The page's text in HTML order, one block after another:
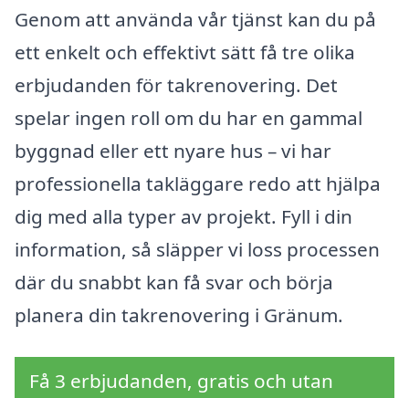
Genom att använda vår tjänst kan du på
ett enkelt och effektivt sätt få tre olika
erbjudanden för takrenovering. Det
spelar ingen roll om du har en gammal
byggnad eller ett nyare hus – vi har
professionella takläggare redo att hjälpa
dig med alla typer av projekt. Fyll i din
information, så släpper vi loss processen
där du snabbt kan få svar och börja
planera din takrenovering i Gränum.
Få 3 erbjudanden, gratis och utan